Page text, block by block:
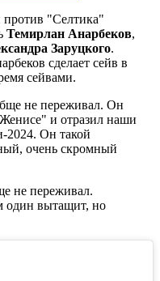
против "Селтика"
Темирлан Анарбеков,
Заруцкого.
сделает сейв в
сейвами.
не переживал. Он
и отразил наши
2024. Он такой
очень скромный
не переживал.
один вытащит, но